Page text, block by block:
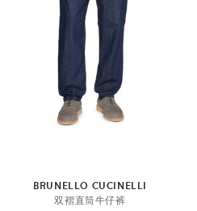
BRUNELLO CUCINELLI
双褶直筒牛仔裤